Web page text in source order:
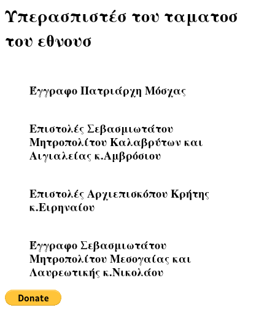
Υπερασπιστέσ του ταματοσ
του εθνουσ
Έγγραφο Πατριάρχη Μόσχας
Επιστολές Σεβασμιωτάτου
Μητροπολίτου Καλαβρύτων και
Αιγιαλείας κ.Αμβρόσιου
Επιστολές Αρχιεπισκόπου Κρήτης
κ.Ειρηναίου
Έγγραφο Σεβασμιωτάτου
Μητροπολίτου Μεσογαίας και
Λαυρεωτικής κ.Νικολάου